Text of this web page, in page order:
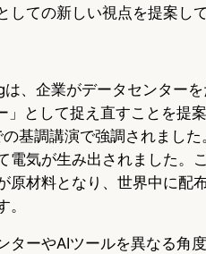
しての新しい視点を提案して
、企業がデータセンター
として捉え直すことを提
基調講演で強調されまし
電気が生み出されました。
原材料となり、世界中に配
ターやAIツールを異なる角